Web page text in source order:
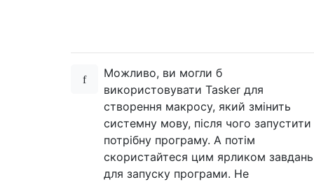
Можливо, ви могли б
використовувати Tasker для
створення макросу, який змінить
системну мову, після чого запустити
потрібну програму. А потім
скористайтеся цим ярликом завдань
для запуску програми. Не